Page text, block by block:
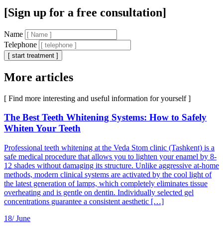
[Sign up for a free consultation]
Name
Telephone
[ start treatment ]
More articles
[ Find more interesting and useful information for yourself ]
The Best Teeth Whitening Systems: How to Safely
Whiten Your Teeth
Professional teeth whitening at the Veda Stom clinic (Tashkent) is a
safe medical procedure that allows you to lighten your enamel by 8-
12 shades without damaging its structure. Unlike aggressive at-home
methods, modern clinical systems are activated by the cool light of
the latest generation of lamps, which completely eliminates tissue
overheating and is gentle on dentin. Individually selected gel
concentrations guarantee a consistent aesthetic […]
18/ June